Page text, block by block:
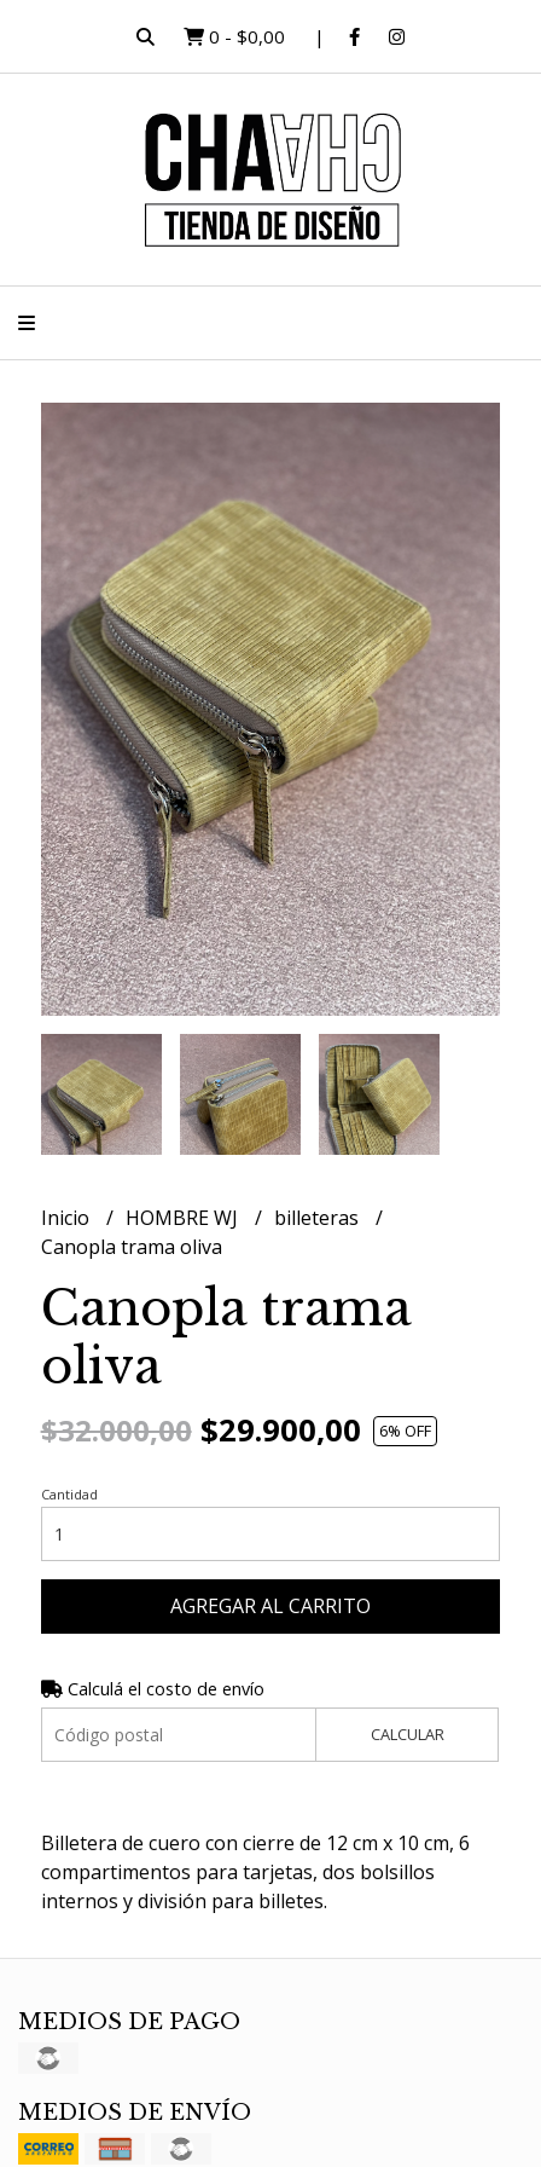
0 - $0,00
Inicio HOMBRE WJ
billeteras
Canopla trama oliva
Canopla trama
oliva
$32.000,00$29.900,00 6% OFF
Cantidad
AGREGAR AL CARRITO
Calculá el costo de envío
CALCULAR
Billetera de cuero con cierre de 12 cm x 10 cm, 6
compartimentos para tarjetas, dos bolsillos
internos y división para billetes.
MEDIOS DE PAGO
MEDIOS DE ENVÍO